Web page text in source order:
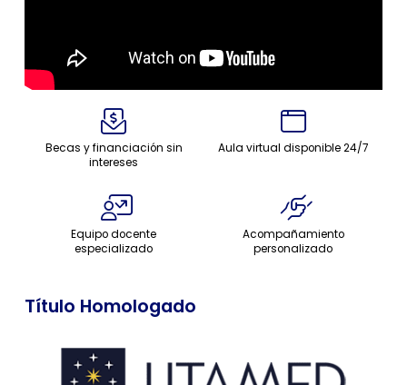
Becas y financiación sin
intereses
Aula virtual disponible 24/7
Equipo docente
especializado
Acompañamiento
personalizado
Título Homologado